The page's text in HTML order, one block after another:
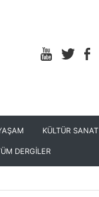
KÜLTÜR SANAT
DERGİLER